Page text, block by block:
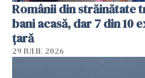
Românii din străinătate
bani acasă, dar 7 din 10
țară
29 IULIE 2026